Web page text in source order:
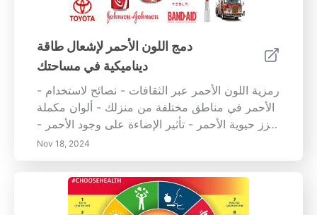
لإدماج اليقظة في كل جانب من جوانب يومك. ابدأ
رحلتك نحو وضوح عقلي أفضل وتوازن عاطفي
دمج اللون الأحمر لإشعال طاقة
ديناميكية في مساحتك
- رمزية اللون الأحمر عبر الثقافات - نصائح لاستخدام
الأحمر في مناطق مختلفة من منزلك - ألوان مكملة
تعزز حيوية الأحمر - تأثير الإضاءة على وجود الأحمر -
أفكار عملية لدمج الأحمر من خلال الزخرفة اغمر
نفسك في عالم الأحمر واكتشف كيف يمكن أن يرفع
من جمالية تصميمك بينما يعزز الاتصال العاطفي
والطاقة.
Nov 18, 2024